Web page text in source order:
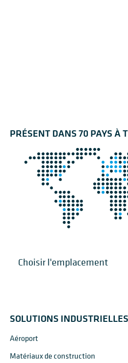
PRÉSENT DANS 70 PAYS À
SOLUTIONS INDUSTRIELLES
Aéroport
Matériaux de construction